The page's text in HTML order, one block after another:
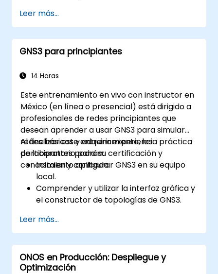
personalizar la red.
Implementar, probar y depurar
aplicaciones personalizadas en un
entorno OpenDaylight.
externos y dispositivos de red.
Leer más...
GNS3 para principiantes
14 Horas
Este entrenamiento en vivo con instructor en
México (en línea o presencial) está dirigido a
profesionales de redes principiantes que
desean aprender a usar GNS3 para simular
redes básicas y adquirir experiencia práctica
de laboratorio para su certificación y
conocimiento aplicado.
Al finalizar este entrenamiento, los
participantes podrán:
Instalar y configurar GNS3 en su equipo
local.
Comprender y utilizar la interfaz gráfica y
el constructor de topologías de GNS3.
con routers, switches y PCs.
Integrar GNS3 con herramientas como
Wireshark para el análisis de paquetes.
Leer más...
ONOS en Producción: Despliegue y
Optimización